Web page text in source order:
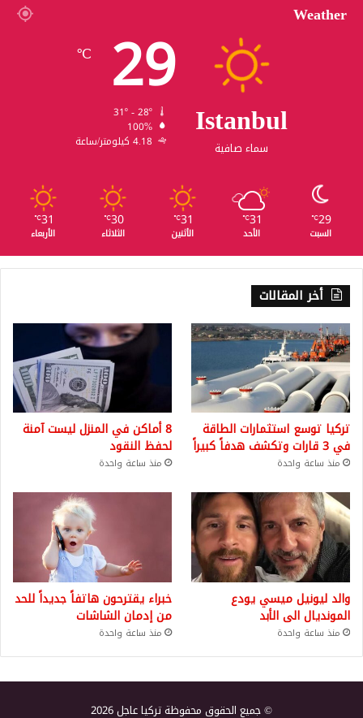
Weather
Istanbul
سماء صافية
29
℃
100%
4.18 كيلومتر/ساعة
29
℃
السبت
31
℃
الأحد
31
℃
الأثنين
30
℃
الثلاثاء
31
℃
الأربعاء
أخر المقالات
تركيا توسع استثمارات الطاقة
في 3 قارات وتكشف هدفاً كبيراً
منذ ساعة واحدة
8 أماكن في المنزل ليست آمنة
لحفظ النقود
منذ ساعة واحدة
والد ليونيل ميسي يودع
المونديال الى الأبد
منذ ساعة واحدة
خبراء يقترحون هاتفاً جديداً للحد
من إدمان الشاشات
منذ ساعة واحدة
© جميع الحقوق محفوظة تركيا عاجل 2026